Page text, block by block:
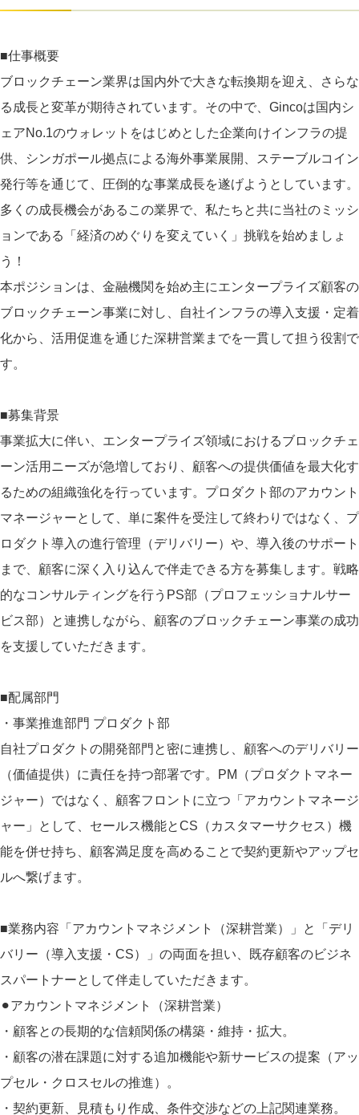
■仕事概要
ブロックチェーン業界は国内外で大きな転換期を迎え、さらな
る成長と変革が期待されています。その中で、Gincoは国内シ
ェアNo.1のウォレットをはじめとした企業向けインフラの提
供、シンガポール拠点による海外事業展開、ステーブルコイン
発行等を通じて、圧倒的な事業成長を遂げようとしています。
多くの成長機会があるこの業界で、私たちと共に当社のミッシ
ョンである「経済のめぐりを変えていく」挑戦を始めましょ
う！
本ポジションは、金融機関を始め主にエンタープライズ顧客の
ブロックチェーン事業に対し、自社インフラの導入支援・定着
化から、活用促進を通じた深耕営業までを一貫して担う役割で
す。
■募集背景
事業拡大に伴い、エンタープライズ領域におけるブロックチェ
ーン活用ニーズが急増しており、顧客への提供価値を最大化す
るための組織強化を行っています。プロダクト部のアカウント
マネージャーとして、単に案件を受注して終わりではなく、プ
ロダクト導入の進行管理（デリバリー）や、導入後のサポート
まで、顧客に深く入り込んで伴走できる方を募集します。戦略
的なコンサルティングを行うPS部（プロフェッショナルサー
ビス部）と連携しながら、顧客のブロックチェーン事業の成功
を支援していただきます。
■配属部門
・事業推進部門 プロダクト部
自社プロダクトの開発部門と密に連携し、顧客へのデリバリー
（価値提供）に責任を持つ部署です。PM（プロダクトマネー
ジャー）ではなく、顧客フロントに立つ「アカウントマネージ
ャー」として、セールス機能とCS（カスタマーサクセス）機
能を併せ持ち、顧客満足度を高めることで契約更新やアップセ
ルへ繋げます。
■業務内容「アカウントマネジメント（深耕営業）」と「デリ
バリー（導入支援・CS）」の両面を担い、既存顧客のビジネ
スパートナーとして伴走していただきます。
⚫︎アカウントマネジメント（深耕営業）
・顧客との長期的な信頼関係の構築・維持・拡大。
・顧客の潜在課題に対する追加機能や新サービスの提案（アッ
プセル・クロスセルの推進）。
・契約更新、見積もり作成、条件交渉などの上記関連業務。